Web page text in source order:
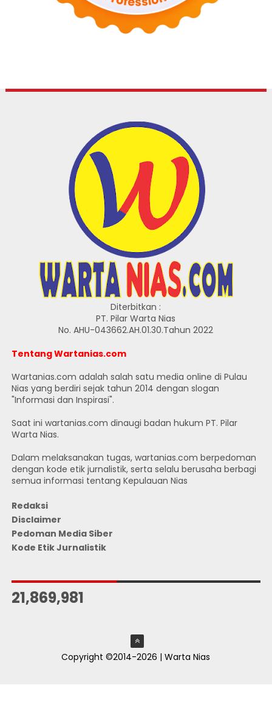
Diterbitkan :
PT. Pilar Warta Nias
No. AHU-043662.AH.01.30.Tahun 2022
Tentang Wartanias.com
Wartanias.com adalah salah satu media online di Pulau
Nias yang berdiri sejak tahun 2014 dengan slogan
"Informasi dan Inspirasi".
Saat ini wartanias.com dinaugi badan hukum PT. Pilar
Warta Nias.
Dalam melaksanakan tugas, wartanias.com berpedoman
dengan kode etik jurnalistik, serta selalu berusaha berbagi
semua informasi tentang Kepulauan Nias
Redaksi
Disclaimer
Pedoman Media Siber
Kode Etik Jurnalistik
21,869,981
Copyright ©2014-2026 | Warta Nias